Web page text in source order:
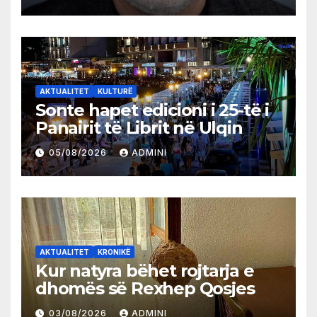
AKTUALITET KULTURË
Sonte hapet edicioni i 25-të i
Panairit të Librit në Ulqin
05/08/2026 ADMINI
AKTUALITET KRONIKË
Kur natyra bëhet rojtarja e
dhomës së Rexhep Qosjes
03/08/2026 ADMINI